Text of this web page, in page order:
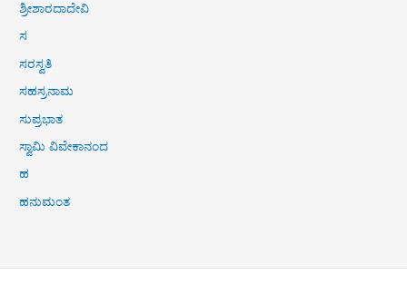
ಶ್ರೀಶಾರದಾದೇವಿ
ಸ
ಸರಸ್ವತಿ
ಸಹಸ್ರನಾಮ
ಸುಪ್ರಭಾತ
ಸ್ವಾಮಿ ವಿವೇಕಾನಂದ
ಹ
ಹನುಮಂತ